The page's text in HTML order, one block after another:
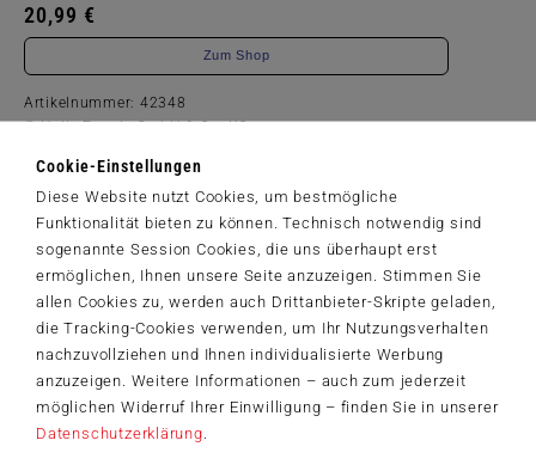
Cookie-Einstellungen
Diese Website nutzt Cookies, um bestmögliche
Funktionalität bieten zu können. Technisch notwendig sind
sogenannte Session Cookies, die uns überhaupt erst
ermöglichen, Ihnen unsere Seite anzuzeigen. Stimmen Sie
allen Cookies zu, werden auch Drittanbieter-Skripte geladen,
die Tracking-Cookies verwenden, um Ihr Nutzungsverhalten
nachzuvollziehen und Ihnen individualisierte Werbung
anzuzeigen. Weitere Informationen – auch zum jederzeit
möglichen Widerruf Ihrer Einwilligung – finden Sie in unserer
Datenschutzerklärung
20,99 €
Zum Shop
Artikelnummer: 42348
© Helle Freude GmbH & Co. KG
Der Schmidt-Spiele-Newsletter
Jetzt anmelden und 5€ Willkommensrabatt sichern
Bleiben Sie auf dem Laufenden zu Neuheiten, Trends und aktuellen
Willkommensgutschein in Höhe von 5€ für Ihren nächsten Einkauf im
Schmidt-Spiele-Shop.
Produktneuheiten und Sortimentserweiterungen
Aktuelle Themen und Trends aus der Spielewelt
Informationen zu Veranstaltungen und Aktionen